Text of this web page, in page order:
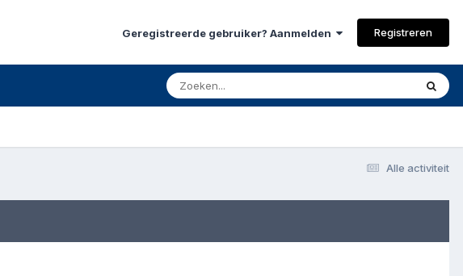
Geregistreerde gebruiker? Aanmelden Registreren
Alle activiteit